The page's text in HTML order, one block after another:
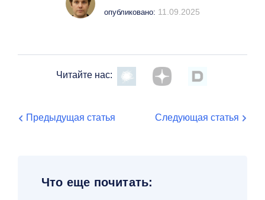
опубликовано: 11.09.2025
Читайте нас:
Предыдущая статья Следующая статья
Что еще почитать: